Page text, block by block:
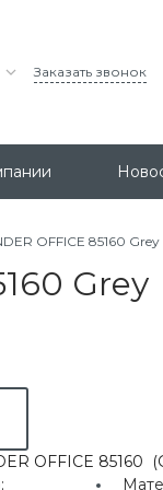
Заказать звонок
OFFICE 85160 Grey
Grey
OFFICE 85160